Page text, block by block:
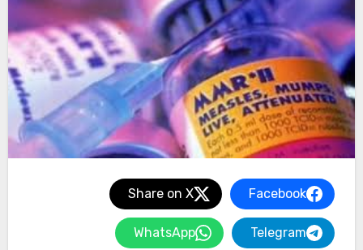
Facebook
Share on X
Telegram
WhatsApp